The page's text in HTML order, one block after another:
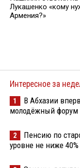
Лукашенко «кому
Армения?»
Интересное за
1
В Абхазии
молодёжный форум
2
Пенсию по
уровне не ниже 40%